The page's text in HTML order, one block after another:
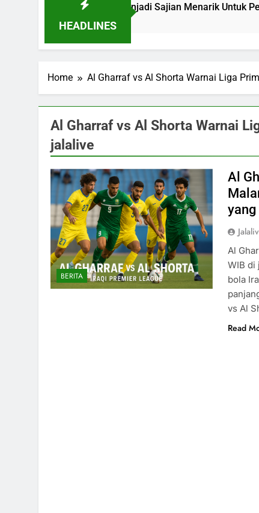
HEADLINES
WIB di Jalalive Menjadi Sajian Menarik Untuk Pecinta
Home Al Gharraf vs Al Shorta Warnai Liga
Al Gharraf vs Al Shorta Warnai
jalalive
BERITA
Al
Al
WIB di
bola
vs Al
Read